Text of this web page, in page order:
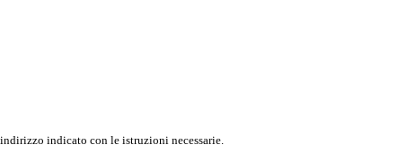
indicato con le istruzioni necessarie.